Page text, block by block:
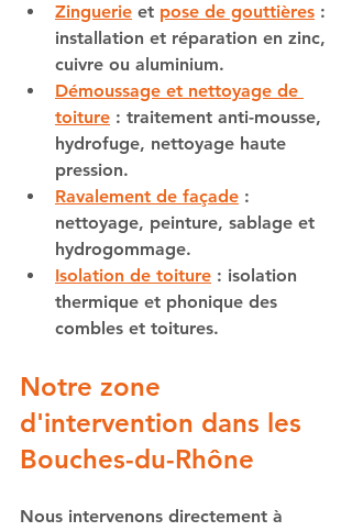
Zinguerie et pose de gouttières :
installation et réparation en zinc,
cuivre ou aluminium.
Démoussage et nettoyage de
toiture : traitement anti-mousse,
hydrofuge, nettoyage haute
pression.
Ravalement de façade :
nettoyage, peinture, sablage et
hydrogommage.
Isolation de toiture : isolation
thermique et phonique des
combles et toitures.
Notre zone
d'intervention dans les
Bouches-du-Rhône
Nous intervenons directement à